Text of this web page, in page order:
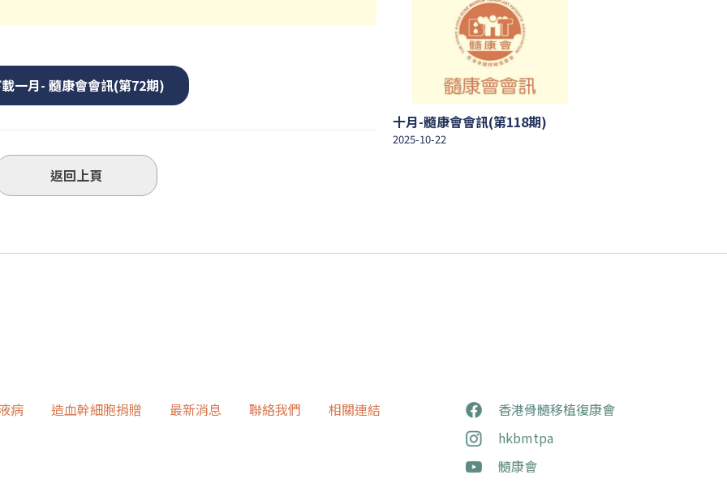
一月- 髓康會會訊(第72期)
返回上頁
十月-髓康會會訊(第118期)
2025-10-22
病 造血幹細胞捐贈 最新消息 聯絡我們 相關連結
香港骨髓移植復康會
hkbmtpa
髓康會